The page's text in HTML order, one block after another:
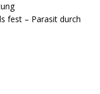
fest – Parasit durch